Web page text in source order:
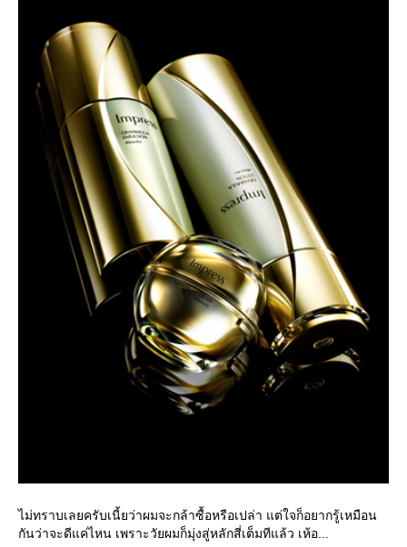
ไม่ทราบเลยครับเนี้ยว่าผมจะกล้าซื้อหรือเปล่า แต่ใจก็อยากรู้เหมือน
กันว่าจะดีแค่ไหน เพราะวัยผมก็มุ่งสู่หลักสี่เต็มทีแล้ว เห้อ...